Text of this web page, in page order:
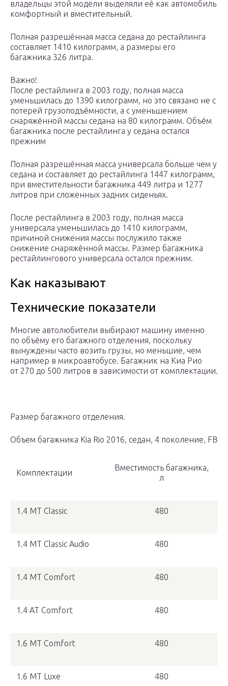
владельцы этой модели выделяли её как автомобиль
комфортный и вместительный.
Полная разрешённая масса седана до рестайлинга
составляет 1410 килограмм, а размеры его
багажника 326 литра.
Важно!
После рестайлинга в 2003 году, полная масса
уменьшилась до 1390 килограмм, но это связано не с
потерей грузоподъёмности, а с уменьшением
снаряжённой массы седана на 80 килограмм. Объём
багажника после рестайлинга у седана остался
прежним
Полная разрешённая масса универсала больше чем у
седана и составляет до рестайлинга 1447 килограмм,
при вместительности багажника 449 литра и 1277
литров при сложенных задних сиденьях.
После рестайлинга в 2003 году, полная масса
универсала уменьшилась до 1410 килограмм,
причиной снижения массы послужило также
снижение снаряжённой массы. Размер багажника
рестайлингового универсала остался прежним.
Как наказывают
Технические показатели
Многие автолюбители выбирают машину именно
по объёму его багажного отделения, поскольку
вынуждены часто возить грузы, но меньшие, чем
например в микроавтобусе. Багажник на Киа Рио
от 270 до 500 литров в зависимости от комплектации.
Размер багажного отделения.
Объем багажника Kia Rio 2016, седан, 4 поколение, FB
Комплектации
Вместимость багажника,
л
1.4 MT Classic 480
1.4 MT Classic Audio 480
1.4 MT Comfort 480
1.4 AT Comfort 480
1.6 MT Comfort 480
1.6 MT Luxe 480